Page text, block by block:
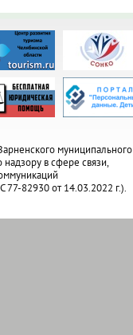
муниципального
в сфере связи,
82930 от 14.03.2022 г.).